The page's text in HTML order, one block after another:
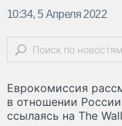
10:34, 5 Апреля 2022
Еврокомиссия
в отношении
ссылаясь на The